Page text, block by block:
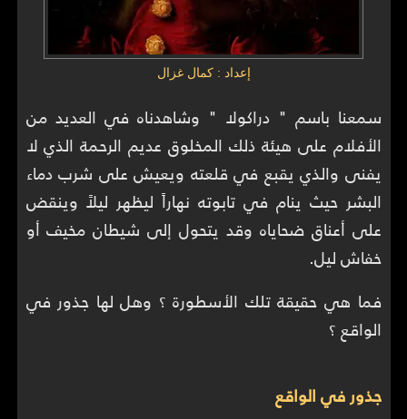
إعداد : كمال غزال
سمعنا باسم " دراكولا " وشاهدناه في العديد من
الأفلام على هيئة ذلك المخلوق عديم الرحمة الذي لا
يفنى والذي يقبع في قلعته ويعيش على شرب دماء
البشر حيث ينام في تابوته نهاراً ليظهر ليلاً وينقض
على أعناق ضحاياه وقد يتحول إلى شيطان مخيف أو
خفاش ليل.
فما هي حقيقة تلك الأسطورة ؟ وهل لها جذور في
الواقع ؟
جذور في الواقع